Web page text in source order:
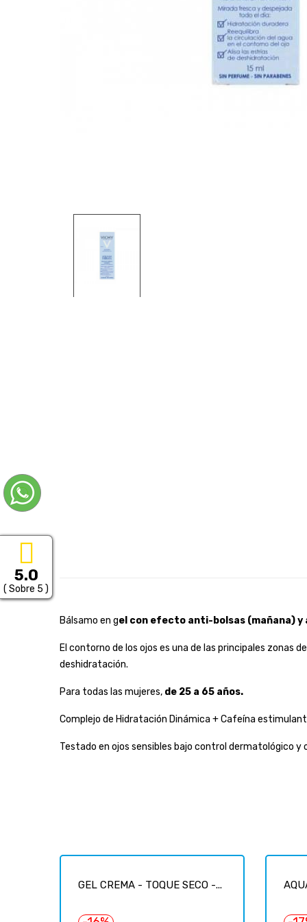
Bálsamo en gel con efecto anti-bolsas (mañana)
El contorno de los ojos es una de las principales zonas
deshidratación.
Para todas las mujeres, de 25 a 65 años.
Complejo de Hidratación Dinámica + Cafeína
Testado en ojos sensibles bajo control dermatológico y
GEL CREMA - TOQUE SECO -...
5.0
( Sobre 5 )